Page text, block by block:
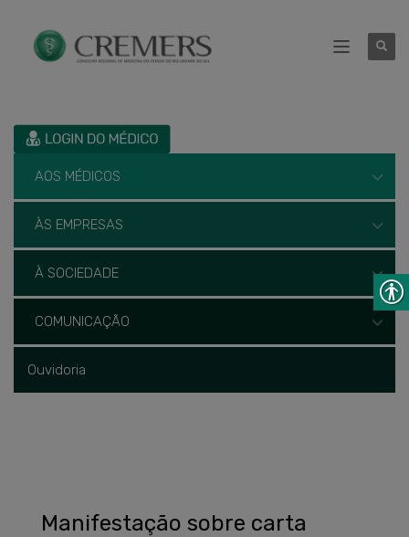
AOS MÉDICOS
ÀS EMPRESAS
À SOCIEDADE
COMUNICAÇÃO
Ouvidoria
Manifestação sobre carta